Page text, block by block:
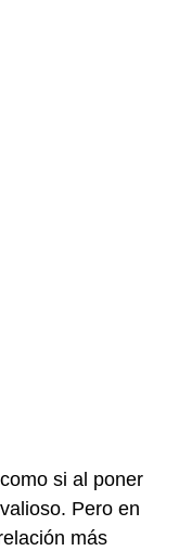
si al poner
Pero en
más